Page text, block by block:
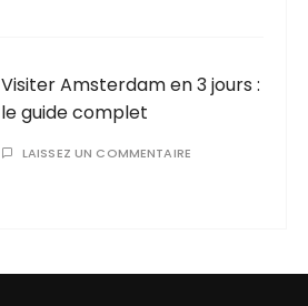
Visiter Amsterdam en 3 jours :
le guide complet
LAISSEZ UN COMMENTAIRE